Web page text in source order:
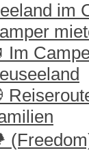
im
Im